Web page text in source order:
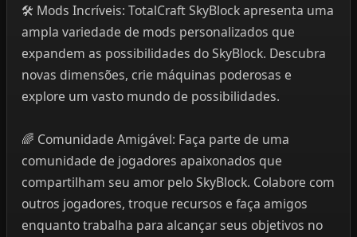
🛠️ Mods Incríveis: TotalCraft SkyBlock apresenta uma
ampla variedade de mods personalizados que
expandem as possibilidades do SkyBlock. Descubra
novas dimensões, crie máquinas poderosas e
explore um vasto mundo de possibilidades.
🌈 Comunidade Amigável: Faça parte de uma
comunidade de jogadores apaixonados que
compartilham seu amor pelo SkyBlock. Colabore com
outros jogadores, troque recursos e faça amigos
enquanto trabalha para alcançar seus objetivos no